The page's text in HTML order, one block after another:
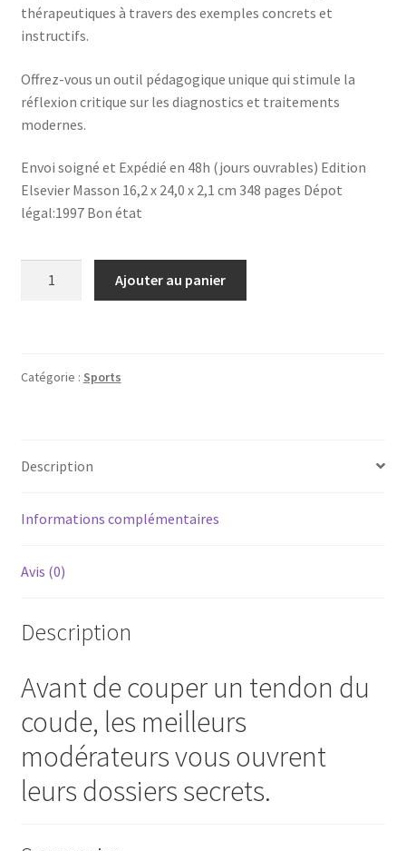
thérapeutiques à travers des exemples concrets et
instructifs.
Offrez-vous un outil pédagogique unique qui stimule la
réflexion critique sur les diagnostics et traitements
modernes.
Envoi soigné et Expédié en 48h (jours ouvrables) Edition
Elsevier Masson 16,2 x 24,0 x 2,1 cm 348 pages Dépot
légal:1997 Bon état
membre
sportif
Ajouter au panier
Catégorie : Sports
Description
Informations complémentaires
Avis (0)
Description
Avant de couper un tendon du
coude, les meilleurs
modérateurs vous ouvrent
leurs dossiers secrets.